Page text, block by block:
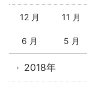
12 月 11 月
6 月 5 月
2018年